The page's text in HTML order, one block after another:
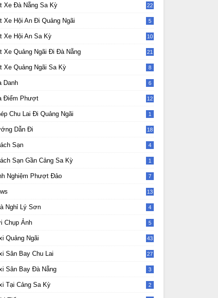
Xe Đà Nẵng Sa Kỳ 22
Xe Hội An Đi Quảng Ngãi 5
Xe Hội An Sa Kỳ 10
Xe Quảng Ngãi Đi Đà Nẵng 21
Xe Quảng Ngãi Sa Kỳ 8
Danh 6
Điểm Phượt 12
Chu Lai Đi Quảng Ngãi 1
Dẫn Đi 18
Sạn 4
Sạn Gần Cảng Sa Kỳ 1
Nghiệm Phượt Đảo 7
13
Nghỉ Lý Sơn 4
Chụp Ảnh 5
Quảng Ngãi 43
Sân Bay Chu Lai 27
Sân Bay Đà Nẵng 3
Tại Cảng Sa Kỳ 2